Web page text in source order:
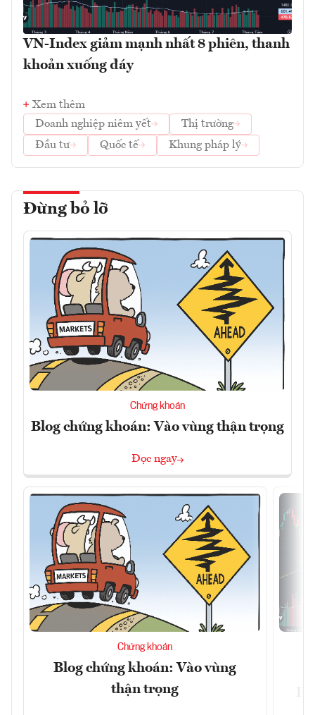
VN-Index giảm mạnh nhất 8 phiên, thanh
khoản xuống đáy
Xem thêm
Doanh nghiệp niêm yết
Thị trường
Đầu tư
Quốc tế Khung pháp lý
Đừng bỏ lỡ
Chứng khoán
Blog chứng khoán: Vào vùng thận trọng
Đọc ngay
Chứng khoán
Blog chứng khoán: Vào vùng
thận trọng